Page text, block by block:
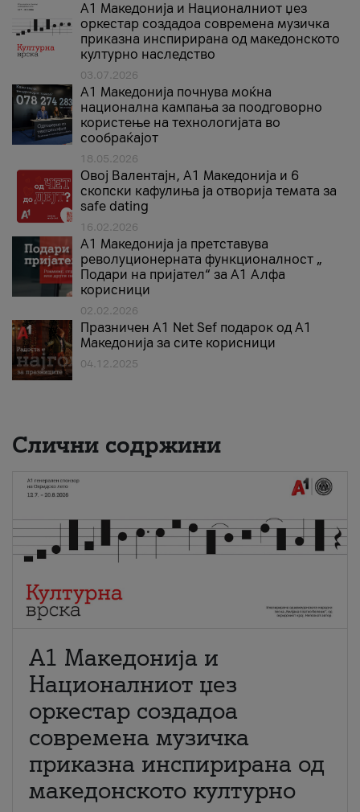
А1 Македонија и Националниот џез
оркестар создадоа современа музичка
приказна инспирирана од македонското
културно наследство
03.07.2026
A1 Македонија почнува моќна
национална кампања за поодговорно
користење на технологијата во
сообраќајот
18.05.2026
Овој Валентајн, A1 Македонија и 6
скопски кафулиња ја отворија темата за
safe dating
16.02.2026
А1 Македонија ја претставува
револуционерната функционалност „
Подари на пријател“ за А1 Алфа
корисници
02.02.2026
Празничен A1 Net Sеf подарок од А1
Македонија за сите корисници
04.12.2025
Слични содржини
А1 Македонија и
Националниот џез
оркестар создадоа
современа музичка
приказна инспирирана од
македонското културно